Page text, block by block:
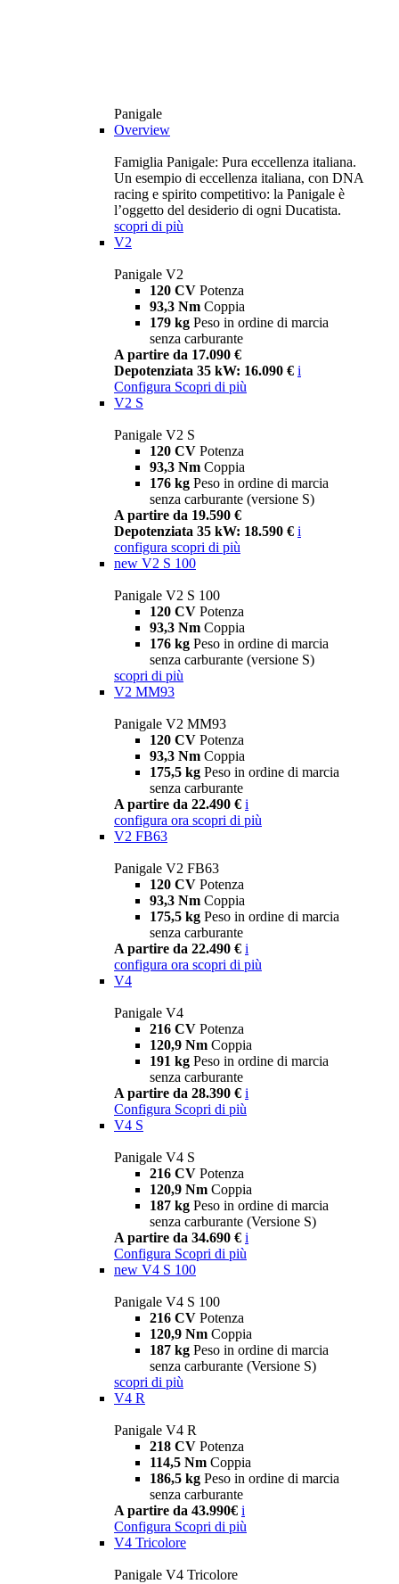
Panigale
Overview
Famiglia Panigale: Pura eccellenza italiana.
Un esempio di eccellenza italiana, con DNA
racing e spirito competitivo: la Panigale è
l’oggetto del desiderio di ogni Ducatista.
scopri di più
V2
Panigale V2
120 CV Potenza
93,3 Nm Coppia
179 kg Peso in ordine di marcia
senza carburante
A partire da 17.090 €
Depotenziata 35 kW: 16.090 € i
Configura Scopri di più
V2 S
Panigale V2 S
120 CV Potenza
93,3 Nm Coppia
176 kg Peso in ordine di marcia
senza carburante (versione S)
A partire da 19.590 €
Depotenziata 35 kW: 18.590 € i
configura scopri di più
new V2 S 100
Panigale V2 S 100
120 CV Potenza
93,3 Nm Coppia
176 kg Peso in ordine di marcia
senza carburante (versione S)
scopri di più
V2 MM93
Panigale V2 MM93
120 CV Potenza
93,3 Nm Coppia
175,5 kg Peso in ordine di marcia
senza carburante
A partire da 22.490 € i
configura ora scopri di più
V2 FB63
Panigale V2 FB63
120 CV Potenza
93,3 Nm Coppia
175,5 kg Peso in ordine di marcia
senza carburante
A partire da 22.490 € i
configura ora scopri di più
V4
Panigale V4
216 CV Potenza
120,9 Nm Coppia
191 kg Peso in ordine di marcia
senza carburante
A partire da 28.390 € i
Configura Scopri di più
V4 S
Panigale V4 S
216 CV Potenza
120,9 Nm Coppia
187 kg Peso in ordine di marcia
senza carburante (Versione S)
A partire da 34.690 € i
Configura Scopri di più
new V4 S 100
Panigale V4 S 100
216 CV Potenza
120,9 Nm Coppia
187 kg Peso in ordine di marcia
senza carburante (Versione S)
scopri di più
V4 R
Panigale V4 R
218 CV Potenza
114,5 Nm Coppia
186,5 kg Peso in ordine di marcia
senza carburante
A partire da 43.990€ i
Configura Scopri di più
V4 Tricolore
Panigale V4 Tricolore